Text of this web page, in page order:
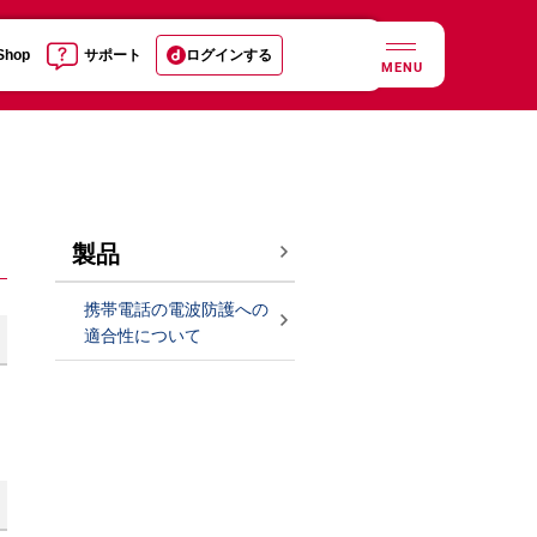
サポート ログインする
MENU
製品
携帯電話の電波防護への
適合性について